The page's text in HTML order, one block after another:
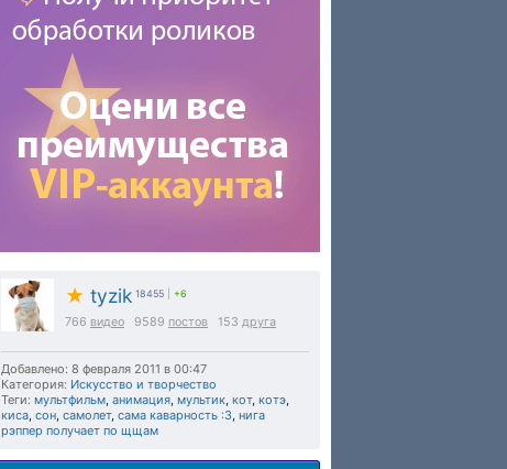
★ tyzik 18455 +6
766 видео 9589 постов 153 друга
Добавлено: 8 февраля 2011 в 00:47
Категория: Искусство и творчество
Теги: мультфильм, анимация, мультик, кот, котэ,
киса, сон, самолет, сама каварность :3, нига
рэппер получает по щщам